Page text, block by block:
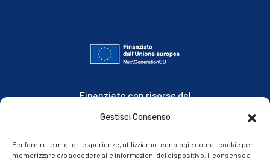
Gestisci Consenso
Per fornire le migliori esperienze, utilizziamo tecnologie come i cookie per
memorizzare e/o accedere alle informazioni del dispositivo. Il consenso a
Finanziato con risorse del
Piano Nazionale di Ripresa e Resilienza